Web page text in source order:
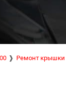
Ремонт крышки